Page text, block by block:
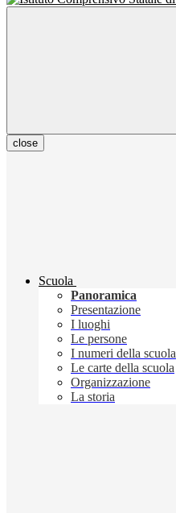
close
Scuola
Panoramica
Presentazione
I luoghi
Le persone
I numeri della scuola
Le carte della scuola
Organizzazione
La storia